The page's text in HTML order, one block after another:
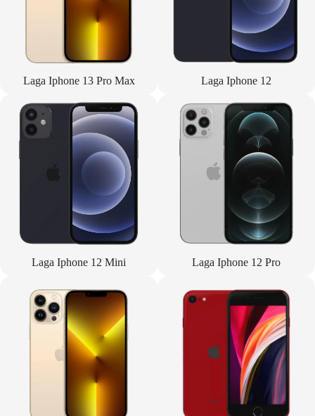
Laga Iphone 13 Pro Max Laga Iphone 12
Laga Iphone 12 Mini Laga Iphone 12 Pro